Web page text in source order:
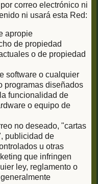
correo electrónico ni
ni usará esta Red:
apropie
de propiedad
o de propiedad
software o cualquier
programas diseñados
funcionalidad de
o equipo de
no deseado, "cartas
publicidad de
u otras
que infringen
ley, reglamento o